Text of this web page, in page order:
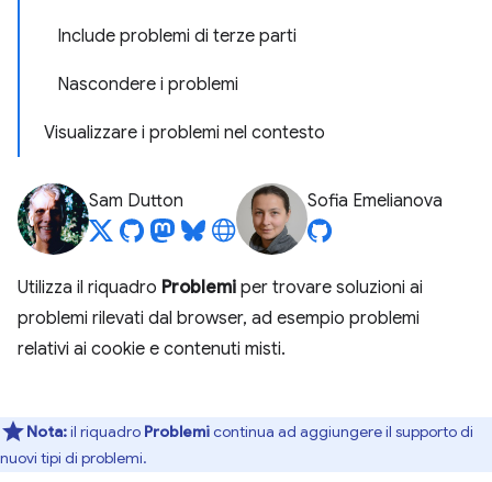
Include problemi di terze parti
Nascondere i problemi
Visualizzare i problemi nel contesto
Sam Dutton Sofia Emelianova
Utilizza il riquadro Problemi per trovare soluzioni ai
problemi rilevati dal browser, ad esempio problemi
relativi ai cookie e contenuti misti.
Nota:il riquadro Problemicontinua ad aggiungere il supporto di
nuovi tipi di problemi.